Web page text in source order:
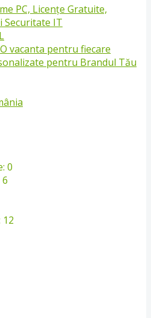
PC, Licențe Gratuite,
Securitate IT
vacanta pentru fiecare
pentru Brandul Tău
0